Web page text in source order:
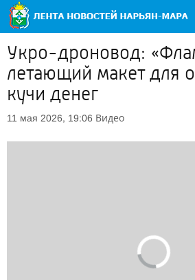
Укро-дроновод:
летающий макет для
кучи денег
11 мая 2026, 19:06 Видео